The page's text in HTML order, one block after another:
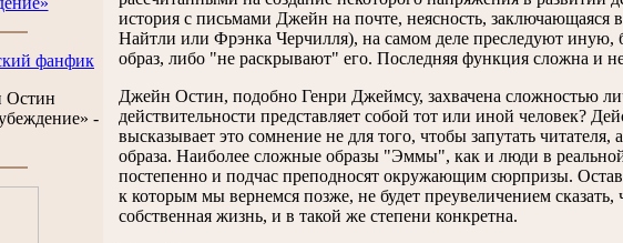
фанфик
Остин
-
история с письмами Джейн на почте, неясность, заключающаяся
Найтли или Фрэнка Черчилля), на самом деле преследуют иную,
образ, либо "не раскрывают" его. Последняя функция сложна и
Джейн Остин, подобно Генри Джеймсу, захвачена сложностью
действительности представляет собой тот или иной человек?
высказывает это сомнение не для того, чтобы запутать
образа. Наиболее сложные образы "Эммы", как и люди в
постепенно и подчас преподносят окружающим сюрпризы.
к которым мы вернемся позже, не будет преувеличением
собственная жизнь, и в такой же степени конкретна.